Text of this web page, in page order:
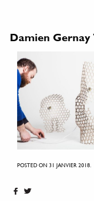
Damien
POSTED ON 31 JANVIER 2018.